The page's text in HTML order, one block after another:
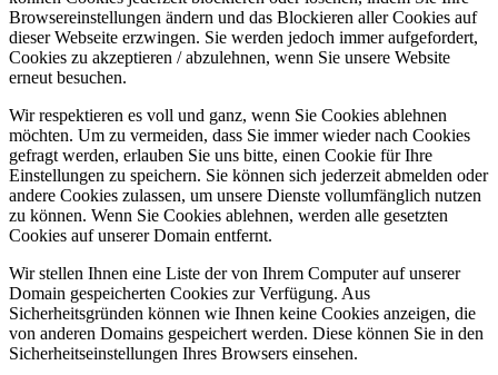
Browsereinstellungen ändern und das Blockieren aller Cookies auf
dieser Webseite erzwingen. Sie werden jedoch immer aufgefordert,
Cookies zu akzeptieren / abzulehnen, wenn Sie unsere Website
erneut besuchen.
Wir respektieren es voll und ganz, wenn Sie Cookies ablehnen
möchten. Um zu vermeiden, dass Sie immer wieder nach Cookies
gefragt werden, erlauben Sie uns bitte, einen Cookie für Ihre
Einstellungen zu speichern. Sie können sich jederzeit abmelden oder
andere Cookies zulassen, um unsere Dienste vollumfänglich nutzen
zu können. Wenn Sie Cookies ablehnen, werden alle gesetzten
Cookies auf unserer Domain entfernt.
Wir stellen Ihnen eine Liste der von Ihrem Computer auf unserer
Domain gespeicherten Cookies zur Verfügung. Aus
Sicherheitsgründen können wie Ihnen keine Cookies anzeigen, die
von anderen Domains gespeichert werden. Diese können Sie in den
Sicherheitseinstellungen Ihres Browsers einsehen.